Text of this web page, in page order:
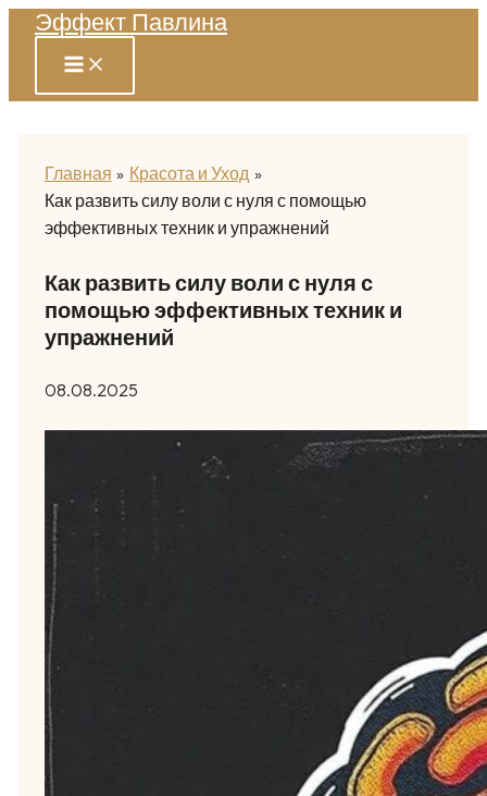
Перейти
содержимому
Эффект Павлина
Главная
Красота и Уход
Как развить силу воли с нуля с помощью
эффективных техник и упражнений
Как развить силу воли с нуля с
помощью эффективных техник и
упражнений
08.08.2025